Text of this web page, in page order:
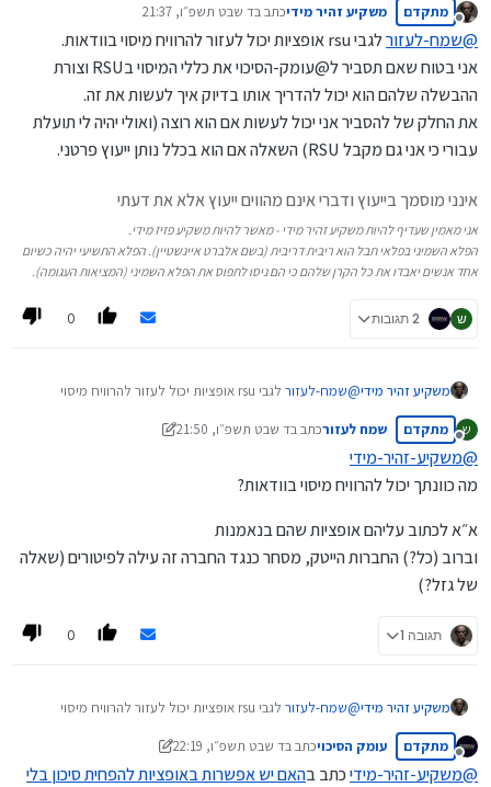
(בעז״ה מכירה לא בעשור הקרוב)
שמעת פעם על הנושא של rsu / מכיר מישהו שהתעסק בזה?
מנותק
מתקדם משקיע זהיר מידיכתב בד שבט תשפ״ו, 21:37
נערך לאחרונה על ידי
@שמח-לעזורלגבי rsu אופציות יכול לעזור להרוויח מיסוי בוודאות.
אני בטוח שאם תסביר ל@עומק-הסיכוי את כללי המיסוי בRSU וצורת
ההבשלה שלהם הוא יכול להדריך אותו בדיוק איך לעשות את זה.
את החלק של להסביר אני יכול לעשות אם הוא רוצה (ואולי יהיה לי תועלת
עבורי כי אני גם מקבל RSU) השאלה אם הוא בכלל נותן ייעוץ פרטני.
אינני מוסמך בייעוץ ודברי אינם מהווים ייעוץ אלא את דעתי
אני מאמין שעדיף להיות משקיע זהיר מידי - מאשר להיות משקיע פזיז מידי.
הפלא השמיני בפלאי תבל הוא ריבית דריבית (בשם אלברט איינשטיין). הפלא התשיעי יהיה כשיום
אחד אנשים יאבדו את כל הקרן שלהם כי הם ניסו לתפוס את הפלא השמיני (המציאות העגומה).
ש 2 תגובות 0
משקיע זהיר מידי@שמח-לעזור
לגבי rsu אופציות יכול לעזור להרוויח מיסוי
וצורת ההבשלה שלהם הוא יכול להדריך אותו בדיוק איך לעשות
את החלק של להסביר אני יכול לעשות אם הוא רוצה (ואולי יהיה
נותן ייעוץ פרטני.
ש
מנותק
מתקדם שמח לעזורכתב בד שבט תשפ״ו, 21:50
נערך לאחרונה על ידי שמח לעזור
@משקיע-זהיר-מידי
מה כוונתך יכול להרוויח מיסוי בוודאות?
א״א לכתוב עליהם אופציות שהם בנאמנות
וברוב (כל?) החברות הייטק, מסחר כנגד החברה זה עילה לפיטורים (שאלה
של גזל?)
תגובה 1 0
משקיע זהיר מידי@שמח-לעזור
לגבי rsu אופציות יכול לעזור להרוויח מיסוי
וצורת ההבשלה שלהם הוא יכול להדריך אותו בדיוק איך לעשות
מנותק
מתקדם עומק הסיכויכתב בד שבט תשפ״ו, 22:19
נערך לאחרונה על ידי עומק הסיכוי
@משקיע-זהיר-מידיכתב בהאם יש אפשרות באופציות להפחית סיכון בלי